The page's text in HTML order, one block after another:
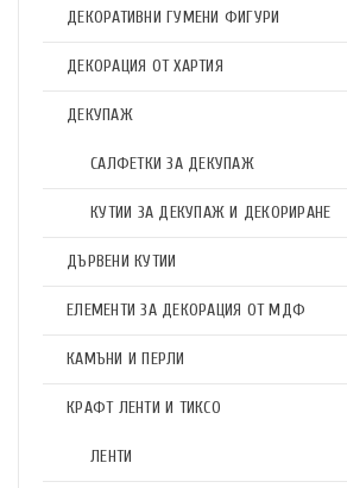
ДЕКОРАТИВНИ ГУМЕНИ ФИГУРИ
ДЕКОРАЦИЯ ОТ ХАРТИЯ
ДЕКУПАЖ
САЛФЕТКИ ЗА ДЕКУПАЖ
КУТИИ ЗА ДЕКУПАЖ И ДЕКОРИРАНЕ
ДЪРВЕНИ КУТИИ
ЕЛЕМЕНТИ ЗА ДЕКОРАЦИЯ ОТ МДФ
КАМЪНИ И ПЕРЛИ
КРАФТ ЛЕНТИ И ТИКСО
ЛЕНТИ